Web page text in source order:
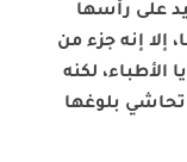
على رأسها
جزء من
الأطباء، لكنه
بلوغها